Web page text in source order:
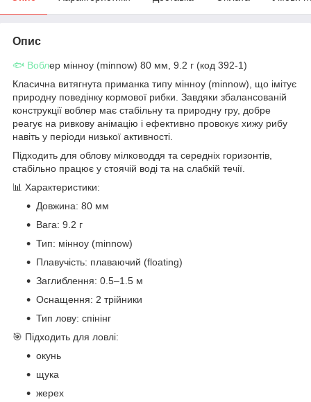
Опис
🐟 Воблер мінноу (minnow) 80 мм, 9.2 г (код 392-1)
Класична витягнута приманка типу мінноу (minnow), що імітує
природну поведінку кормової рибки. Завдяки збалансованій
конструкції воблер має стабільну та природну гру, добре
реагує на ривкову анімацію і ефективно провокує хижу рибу
навіть у періоди низької активності.
Підходить для облову мілководдя та середніх горизонтів,
стабільно працює у стоячій воді та на слабкій течії.
📊 Характеристики:
Довжина: 80 мм
Вага: 9.2 г
Тип: мінноу (minnow)
Плавучість: плаваючий (floating)
Заглиблення: 0.5–1.5 м
Оснащення: 2 трійники
Тип лову: спінінг
🎯 Підходить для ловлі:
окунь
щука
жерех